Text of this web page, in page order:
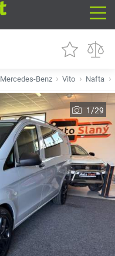
Mercedes-Benz Vito Nafta
1/29